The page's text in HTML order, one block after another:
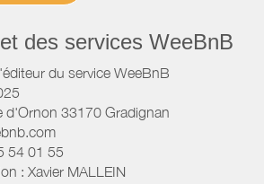
des services WeeBnB
du service WeeBnB
d'Ornon 33170 Gradignan
54 01 55
: Xavier MALLEIN